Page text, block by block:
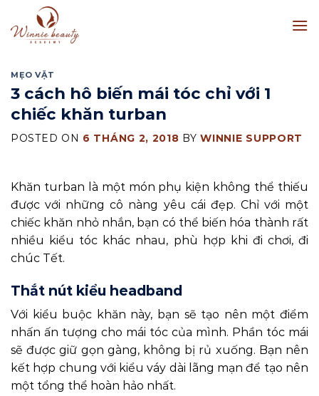
to
content
MẸO VẶT
3 cách hô biến mái tóc chỉ với 1
chiếc khăn turban
POSTED ON 6 THÁNG 2, 2018 BYWINNIE SUPPORT
Khăn turban là một món phụ kiện không thể thiếu
được với những cô nàng yêu cái đẹp. Chỉ với một
chiếc khăn nhỏ nhắn, bạn có thể biến hóa thành rất
nhiều kiểu tóc khác nhau, phù hợp khi đi chơi, đi
chúc Tết.
Thắt nút kiểu headband
Với kiểu buộc khăn này, bạn sẽ tạo nên một điểm
nhấn ấn tượng cho mái tóc của mình. Phần tóc mái
sẽ được giữ gọn gàng, không bị rủ xuống. Bạn nên
kết hợp chung với kiểu váy dài lãng mạn để tạo nên
một tổng thể hoàn hảo nhất.